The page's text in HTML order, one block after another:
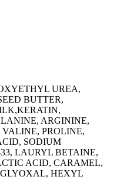
UREA,
BUTTER,
ARGININE,
PROLINE,
SODIUM
LAURYL BETAINE,
ACID, CARAMEL,
HEXYL